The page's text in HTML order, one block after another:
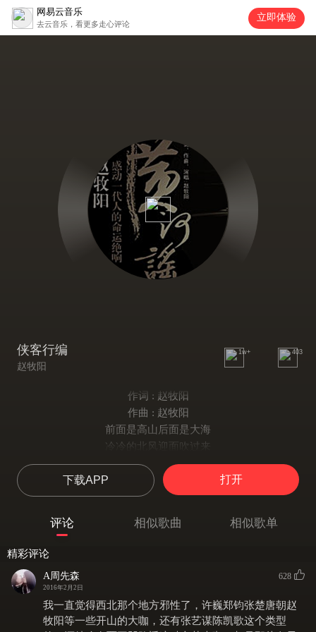
网易云音乐
去云音乐，看更多走心评论
立即体验
侠客行编
赵牧阳
1w+ 403
作词 : 赵牧阳
作曲 : 赵牧阳
前面是高山后面是大海
冷冷的北风迎面吹过来
不能够向前不能像后走
让冷风吹心头
让冷风吹心头
是谁曾经为谁把泪流
阵阵狂风笑看黄沙走
逍遥怒吼黄沙塞满口
下载APP 打开
评论 相似歌曲 相似歌单
精彩评论
A周先森
2016年2月2日
628
我一直觉得西北那个地方邪性了，许巍郑钧张楚唐朝赵
牧阳等一些开山的大咖，还有张艺谋陈凯歌这个类型